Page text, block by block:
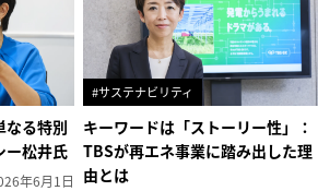
なる特別
ー松井氏
年6月1日
#サステナビリティ
キーワードは「ストーリー性」：
TBSが再エネ事業に踏み出した理
由とは